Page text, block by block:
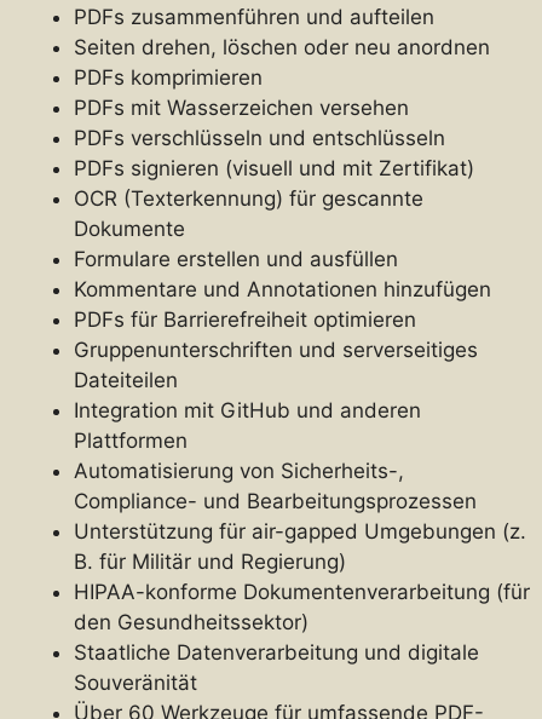
PDFs zusammenführen und aufteilen
Seiten drehen, löschen oder neu anordnen
PDFs komprimieren
PDFs mit Wasserzeichen versehen
PDFs verschlüsseln und entschlüsseln
PDFs signieren (visuell und mit Zertifikat)
OCR (Texterkennung) für gescannte
Dokumente
Formulare erstellen und ausfüllen
Kommentare und Annotationen hinzufügen
PDFs für Barrierefreiheit optimieren
Gruppenunterschriften und serverseitiges
Dateiteilen
Integration mit GitHub und anderen
Plattformen
Automatisierung von Sicherheits-,
Compliance- und Bearbeitungsprozessen
Unterstützung für air-gapped Umgebungen (z.
B. für Militär und Regierung)
HIPAA-konforme Dokumentenverarbeitung (für
den Gesundheitssektor)
Staatliche Datenverarbeitung und digitale
Souveränität
Über 60 Werkzeuge für umfassende PDF-